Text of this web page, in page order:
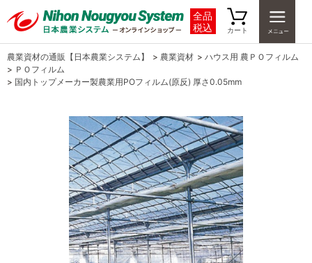
全品
税込
カート
農業資材の通販【日本農業システム】 > 農業資材 > ハウス用 農ＰＯフィルム
> ＰＯフィルム
> 国内トップメーカー製農業用POフィルム(原反) 厚さ0.05mm